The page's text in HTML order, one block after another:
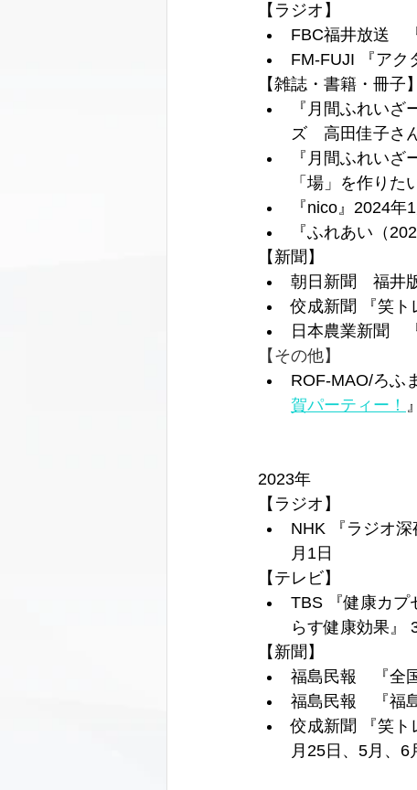
【ラジオ】
FBC福井放送　
FM-FUJI 『アク
【雑誌・書籍・冊子】
『月間ふれい
ズ　高田佳子さ
『月間ふれい
「場」を作りた
『nico』2024
『ふれあい（
【新聞】
朝日新聞　福井
佼成新聞 『笑ト
日本農業新聞　
【その他】
ROF-MAO/ろふ
賀パーティー！
2023年
【ラジオ】
NHK 『ラジオ
月1日
【テレビ】
TBS 『健康カプ
らす健康効果』
【新聞】
福島民報　『全
福島民報　『福
佼成新聞 『笑ト
月25日、5月、6